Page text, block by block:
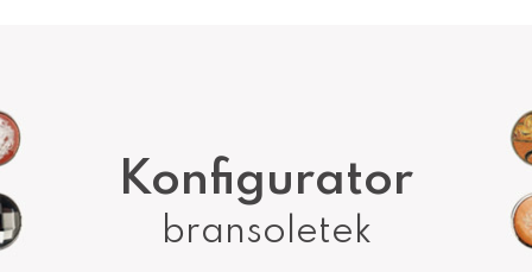
Konfigurator
bransoletek